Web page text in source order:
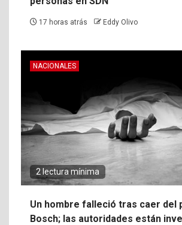
17 horas atrás Eddy Olivo
NACIONALES
2 lectura mínima
Un hombre falleció tras caer del
Bosch; las autoridades están